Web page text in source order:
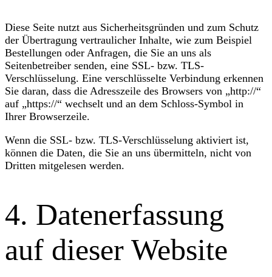
Diese Seite nutzt aus Sicherheitsgründen und zum Schutz
der Übertragung vertraulicher Inhalte, wie zum Beispiel
Bestellungen oder Anfragen, die Sie an uns als
Seitenbetreiber senden, eine SSL- bzw. TLS-
Verschlüsselung. Eine verschlüsselte Verbindung erkennen
Sie daran, dass die Adresszeile des Browsers von „http://“
auf „https://“ wechselt und an dem Schloss-Symbol in
Ihrer Browserzeile.
Wenn die SSL- bzw. TLS-Verschlüsselung aktiviert ist,
können die Daten, die Sie an uns übermitteln, nicht von
Dritten mitgelesen werden.
4. Datenerfassung
auf dieser Website